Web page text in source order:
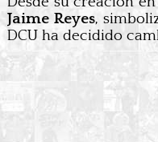
Jaime Reyes,
DCU ha decidido